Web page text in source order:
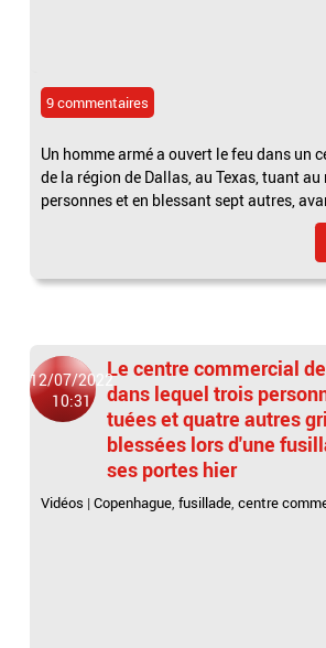
9 commentaires
Un homme armé a ouvert le feu dans un
de la région de Dallas, au Texas, tuant
personnes et en blessant sept autres,
12/07/2022
10:31
Le centre commercial
dans lequel trois
tuées et quatre autres
blessées lors d'une
ses portes hier
Vidéos |Copenhague,fusillade,centre